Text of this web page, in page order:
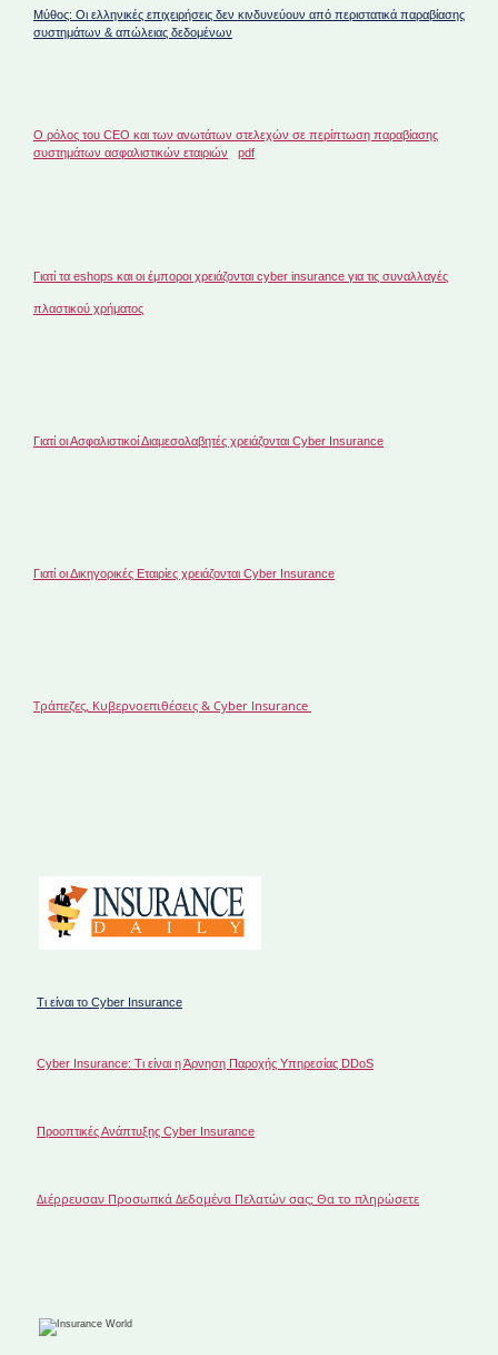
Μύθος: Οι ελληνικές επιχειρήσεις δεν κινδυνεύουν από περιστατικά παραβίασης
συστημάτων & απώλειας δεδομένων
O ρόλος του CEO και των ανωτάτων στελεχών σε περίπτωση παραβίασης
συστημάτων ασφαλιστικών εταιριών
pdf
Γιατί τα eshops και οι έμποροι χρειάζονται cyber insurance για τις συναλλαγές
πλαστικού χρήματος
Γιατί οι Ασφαλιστικοί Διαμεσολαβητές χρειάζονται Cyber Insurance
Γιατί οι Δικηγορικές Εταιρίες χρειάζονται Cyber Insurance
Τράπεζες, Κυβερνοεπιθέσεις & Cyber Insurance
Τι είναι το Cyber Insurance
Cyber Insurance: Τι είναι η Άρνηση Παροχής Υπηρεσίας DDoS
Προοπτικές Ανάπτυξης Cyber Insurance
Διέρρευσαν Προσωπκά Δεδομένα Πελατών σας; Θα το πληρώσετε